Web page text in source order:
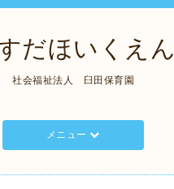
だほいくえん
社会福祉法人 臼田保育園
メニュー